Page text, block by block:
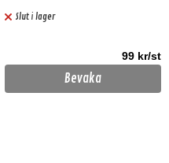
Slut i lager
99 kr/st
Bevaka